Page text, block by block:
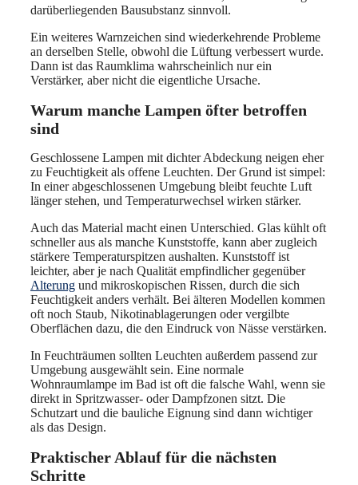
darüberliegenden Bausubstanz sinnvoll.
Ein weiteres Warnzeichen sind wiederkehrende Probleme
an derselben Stelle, obwohl die Lüftung verbessert wurde.
Dann ist das Raumklima wahrscheinlich nur ein
Verstärker, aber nicht die eigentliche Ursache.
Warum manche Lampen öfter betroffen
sind
Geschlossene Lampen mit dichter Abdeckung neigen eher
zu Feuchtigkeit als offene Leuchten. Der Grund ist simpel:
In einer abgeschlossenen Umgebung bleibt feuchte Luft
länger stehen, und Temperaturwechsel wirken stärker.
Auch das Material macht einen Unterschied. Glas kühlt oft
schneller aus als manche Kunststoffe, kann aber zugleich
stärkere Temperaturspitzen aushalten. Kunststoff ist
leichter, aber je nach Qualität empfindlicher gegenüber
Alterung und mikroskopischen Rissen, durch die sich
Feuchtigkeit anders verhält. Bei älteren Modellen kommen
oft noch Staub, Nikotinablagerungen oder vergilbte
Oberflächen dazu, die den Eindruck von Nässe verstärken.
In Feuchträumen sollten Leuchten außerdem passend zur
Umgebung ausgewählt sein. Eine normale
Wohnraumlampe im Bad ist oft die falsche Wahl, wenn sie
direkt in Spritzwasser- oder Dampfzonen sitzt. Die
Schutzart und die bauliche Eignung sind dann wichtiger
als das Design.
Praktischer Ablauf für die nächsten
Schritte